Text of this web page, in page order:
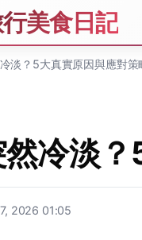
美食日記
淡？5大真實原因與應對策
冷淡
2026 01:05